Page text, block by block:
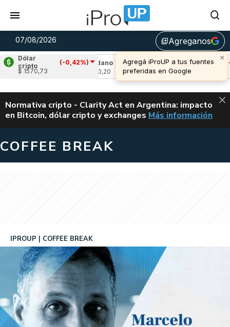
07/08/2026 library_addAgreganos
×
Agregá iProUP a tus fuentes
preferidas en Google
Dólar
cripto
(-0,42%)
$ 1570,73
Cardano
(-2,66%)
Avalanche (-
u$s 6,40
ALERTA
Normativa cripto - Clarity Act en Argentina: impacto
en Bitcoin, dólar cripto y exchanges CLARITY ACT EN
Más información
COFFEE BREAK
IPROUP COFFEE BREAK